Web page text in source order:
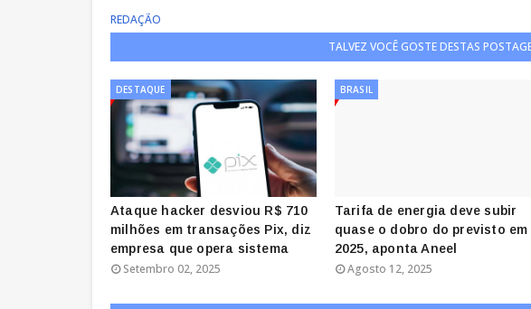
REDAÇÃO
TALVEZ VOCÊ GOSTE DESTAS
DESTAQUE
Ataque hacker desviou R$ 710
milhões em transações Pix, diz
empresa que opera sistema
Setembro 02, 2025
BRASIL
Tarifa de energia deve subir
quase o dobro do previsto em
2025, aponta Aneel
Agosto 12, 2025